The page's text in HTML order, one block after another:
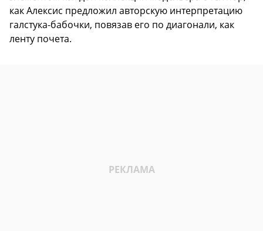
как Алексис предложил авторскую интерпретацию
галстука-бабочки, повязав его по диагонали, как
ленту почета.